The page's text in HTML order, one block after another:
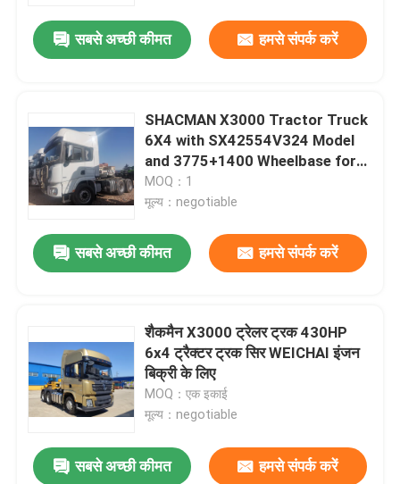
सबसे अच्छी कीमत हमसे संपर्क करें
SHACMAN X3000 Tractor Truck
6X4 with SX42554V324 Model
and 3775+1400 Wheelbase for
45～60/80 km/h Speed
MOQ：1
मूल्य：negotiable
सबसे अच्छी कीमत हमसे संपर्क करें
शैकमैन X3000 ट्रेलर ट्रक 430HP
6x4 ट्रैक्टर ट्रक सिर WEICHAI इंजन
बिक्री के लिए
MOQ：एक इकाई
मूल्य：negotiable
सबसे अच्छी कीमत हमसे संपर्क करें